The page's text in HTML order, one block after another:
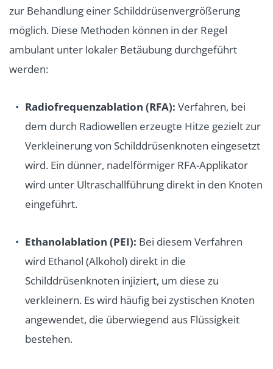
zur Behandlung einer Schilddrüsenvergrößerung
möglich. Diese Methoden können in der Regel
ambulant unter lokaler Betäubung durchgeführt
werden:
Radiofrequenzablation (RFA): Verfahren, bei
dem durch Radiowellen erzeugte Hitze gezielt zur
Verkleinerung von Schilddrüsenknoten eingesetzt
wird. Ein dünner, nadelförmiger RFA-Applikator
wird unter Ultraschallführung direkt in den Knoten
eingeführt.
Ethanolablation (PEI): Bei diesem Verfahren
wird Ethanol (Alkohol) direkt in die
Schilddrüsenknoten injiziert, um diese zu
verkleinern. Es wird häufig bei zystischen Knoten
angewendet, die überwiegend aus Flüssigkeit
bestehen.